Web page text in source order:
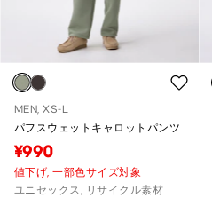
MEN, XS-L
パフスウェットキャロットパンツ
¥990
値下げ,一部色サイズ対象
ユニセックス, リサイクル素材